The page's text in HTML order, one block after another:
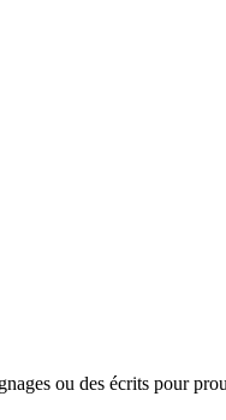
ou des écrits pour